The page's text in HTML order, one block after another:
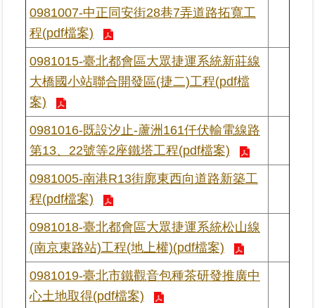
網
路
申
辦
業
者
專
區
綜
合
資
訊
0981007-中正同安街28巷7弄道路拓寬工
程(pdf檔案)
0981015-臺北都會區大眾捷運系統新莊線
大橋國小站聯合開發區(捷二)工程(pdf檔
案)
0981016-既設汐止-蘆洲161仟伏輸電線路
第13、22號等2座鐵塔工程(pdf檔案)
0981005-南港R13街廓東西向道路新築工
程(pdf檔案)
0981018-臺北都會區大眾捷運系統松山線
(南京東路站)工程(地上權)(pdf檔案)
0981019-臺北市鐵觀音包種茶研發推廣中
心土地取得(pdf檔案)